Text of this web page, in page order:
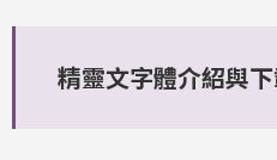
精靈文字體介紹與下